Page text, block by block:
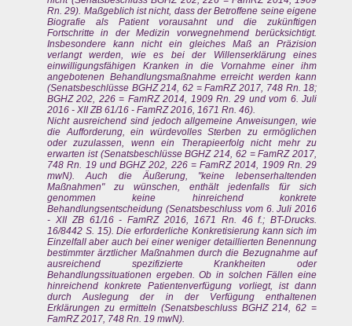
Rn. 29). Maßgeblich ist nicht, dass der Betroffene seine eigene
Biografie als Patient vorausahnt und die zukünftigen
Fortschritte in der Medizin vorwegnehmend berücksichtigt.
Insbesondere kann nicht ein gleiches Maß an Präzision
verlangt werden, wie es bei der Willenserklärung eines
einwilligungsfähigen Kranken in die Vornahme einer ihm
angebotenen Behandlungsmaßnahme erreicht werden kann
(Senatsbeschlüsse BGHZ 214, 62 = FamRZ 2017, 748 Rn. 18;
BGHZ 202, 226 = FamRZ 2014, 1909 Rn. 29 und vom 6. Juli
2016 - XII ZB 61/16 - FamRZ 2016, 1671 Rn. 46).
Nicht ausreichend sind jedoch allgemeine Anweisungen, wie
die Aufforderung, ein würdevolles Sterben zu ermöglichen
oder zuzulassen, wenn ein Therapieerfolg nicht mehr zu
erwarten ist (Senatsbeschlüsse BGHZ 214, 62 = FamRZ 2017,
748 Rn. 19 und BGHZ 202, 226 = FamRZ 2014, 1909 Rn. 29
mwN). Auch die Äußerung, "keine lebenserhaltenden
Maßnahmen" zu wünschen, enthält jedenfalls für sich
genommen keine hinreichend konkrete
Behandlungsentscheidung (Senatsbeschluss vom 6. Juli 2016
- XII ZB 61/16 - FamRZ 2016, 1671 Rn. 46 f.; BT-Drucks.
16/8442 S. 15). Die erforderliche Konkretisierung kann sich im
Einzelfall aber auch bei einer weniger detaillierten Benennung
bestimmter ärztlicher Maßnahmen durch die Bezugnahme auf
ausreichend spezifizierte Krankheiten oder
Behandlungssituationen ergeben. Ob in solchen Fällen eine
hinreichend konkrete Patientenverfügung vorliegt, ist dann
durch Auslegung der in der Verfügung enthaltenen
Erklärungen zu ermitteln (Senatsbeschluss BGHZ 214, 62 =
FamRZ 2017, 748 Rn. 19 mwN).